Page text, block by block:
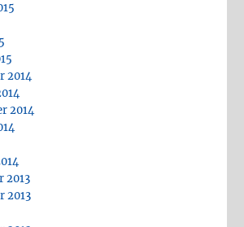
2014
2014
2013
2013